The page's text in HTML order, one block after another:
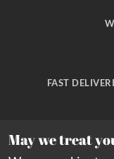
FAST
SAFE
May we treat